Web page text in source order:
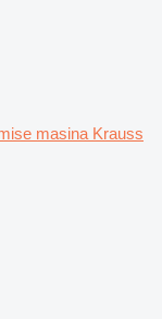
masina Krauss